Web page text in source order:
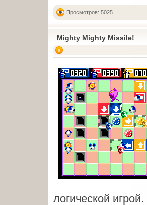
Просмотров: 5025
Mighty Mighty Missile!
логической